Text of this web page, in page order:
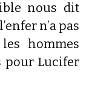
nous dit
n’a pas
hommes
pour Lucifer